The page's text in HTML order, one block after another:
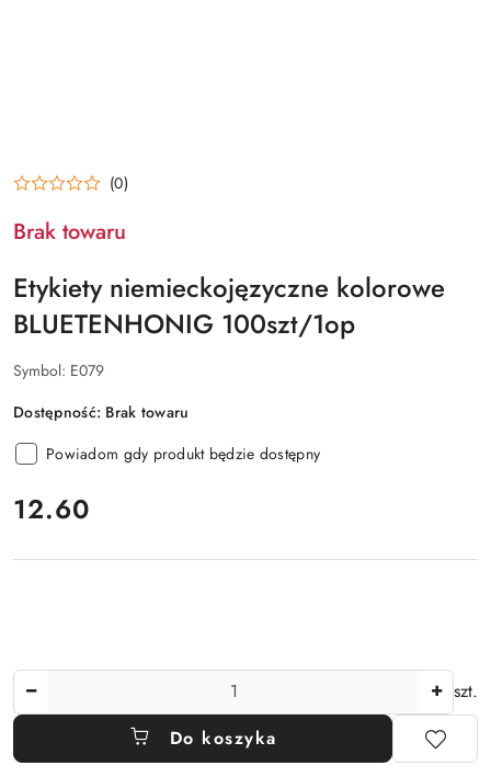
(0)
Brak towaru
Etykiety niemieckojęzyczne kolorowe
BLUETENHONIG 100szt/1op
Symbol: E079
Dostępność: Brak towaru
Powiadom gdy produkt będzie dostępny
cena:
12.60
szt.
Do koszyka